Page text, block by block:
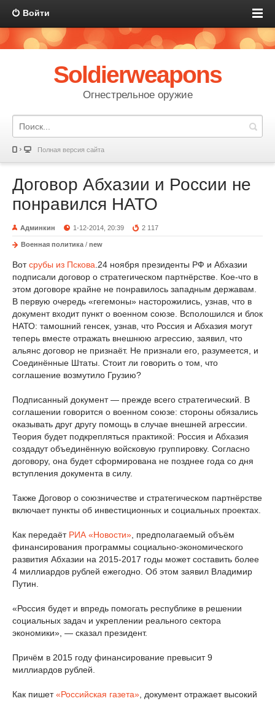
Войти
Soldierweapons
Огнестрельное оружие
Полная версия сайта
Договор Абхазии и России не
понравился НАТО
Админкин 1-12-2014, 20:39 2 117
Военная политика / new
Вотсрубы из Пскова .24 ноября президенты РФ и Абхазии
подписали договор о стратегическом партнёрстве. Кое-что в
этом договоре крайне не понравилось западным державам.
В первую очередь «гегемоны» насторожились, узнав, что в
документ входит пункт о военном союзе. Всполошился и блок
НАТО: тамошний генсек, узнав, что Россия и Абхазия могут
теперь вместе отражать внешнюю агрессию, заявил, что
альянс договор не признаёт. Не признали его, разумеется, и
Соединённые Штаты. Стоит ли говорить о том, что
соглашение возмутило Грузию?
Подписанный документ — прежде всего стратегический. В
соглашении говорится о военном союзе: стороны обязались
оказывать друг другу помощь в случае внешней агрессии.
Теория будет подкрепляться практикой: Россия и Абхазия
создадут объединённую войсковую группировку. Согласно
договору, она будет сформирована не позднее года со дня
вступления документа в силу.
Также Договор о союзничестве и стратегическом партнёрстве
включает пункты об инвестиционных и социальных проектах.
Как передаёт РИА «Новости» , предполагаемый объём
финансирования программы социально-экономического
развития Абхазии на 2015-2017 годы может составить более
4 миллиардов рублей ежегодно. Об этом заявил Владимир
Путин.
«Россия будет и впредь помогать республике в решении
социальных задач и укреплении реального сектора
экономики», — сказал президент.
Причём в 2015 году финансирование превысит 9
миллиардов рублей.
Как пишет«Российская газета» , документ отражает высокий